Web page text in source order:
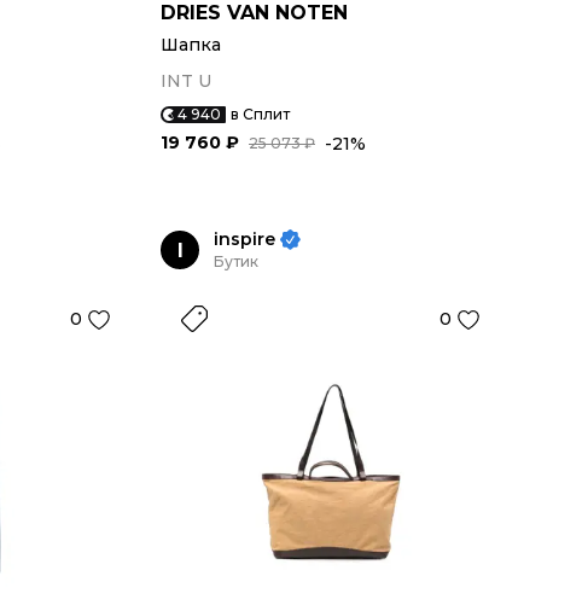
DRIES VAN NOTEN
Шапка
INT U
4 940 в Сплит
25 073 ₽
19 760 ₽ -21%
0
I inspire
Бутик
0